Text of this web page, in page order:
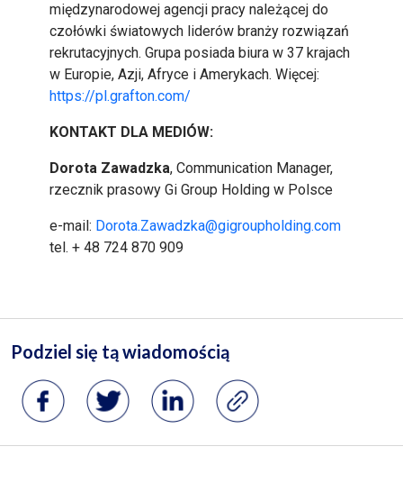
międzynarodowej agencji pracy należącej do
czołówki światowych liderów branży rozwiązań
rekrutacyjnych. Grupa posiada biura w 37 krajach
w Europie, Azji, Afryce i Amerykach. Więcej:
https://pl.grafton.com/
KONTAKT DLA MEDIÓW:
Dorota Zawadzka, Communication Manager,
rzecznik prasowy Gi Group Holding w Polsce
e-mail: Dorota.Zawadzka@gigroupholding.com
tel. + 48 724 870 909